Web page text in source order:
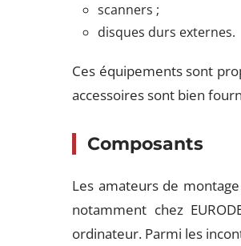
scanners ;
disques durs externes.
Ces équipements sont
accessoires sont bien
Composants
Les amateurs de
notamment chez
ordinateur. Parmi les